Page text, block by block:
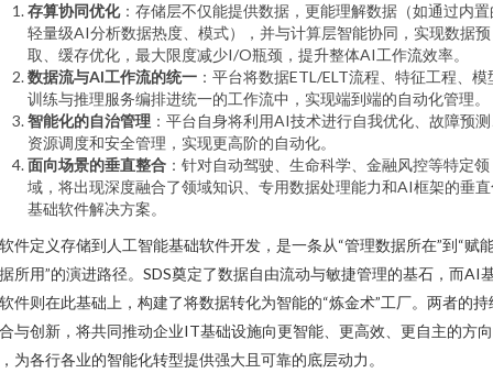
存算协同优化：存储层不仅能提供数据，更能理解数据（如通过内置
轻量级AI分析数据热度、模式），并与计算层智能协同，实现数据预
取、缓存优化，最大限度减少I/O瓶颈，提升整体AI工作流效率。
数据流与AI工作流的统一 ：平台将数据ETL/ELT流程、特征工程、模
训练与推理服务编排进统一的工作流中，实现端到端的自动化管理。
智能化的自治管理 ：平台自身将利用AI技术进行自我优化、故障预
资源调度和安全管理，实现更高阶的自动化。
面向场景的垂直整合 ：针对自动驾驶、生命科学、金融风控等特定领
域，将出现深度融合了领域知识、专用数据处理能力和AI框架的垂
基础软件解决方案。
件定义存储到人工智能基础软件开发，是一条从“管理数据所在”到“赋
所用”的演进路径。SDS奠定了数据自由流动与敏捷管理的基石，而AI
件则在此基础上，构建了将数据转化为智能的“炼金术”工厂。两者的持
与创新，将共同推动企业IT基础设施向更智能、更高效、更自主的方
为各行各业的智能化转型提供强大且可靠的底层动力。